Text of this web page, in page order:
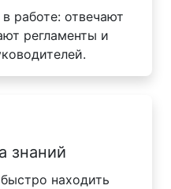
работе: отвечают
регламенты и
знаний
находить